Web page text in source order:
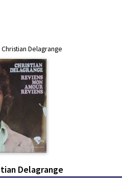
Delagrange
Delagrange